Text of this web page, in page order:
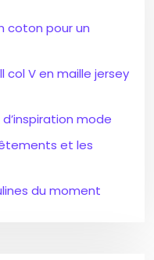
coton pour un
col V en maille jersey
mode
et les
du moment